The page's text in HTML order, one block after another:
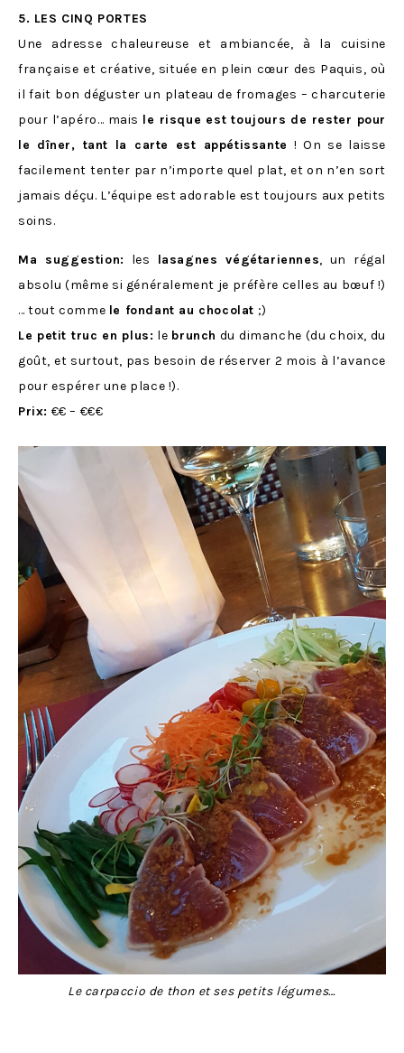
5. LES CINQ PORTES
Une adresse chaleureuse et ambiancée, à la cuisine
française et créative, située en plein cœur des Paquis, où
il fait bon déguster un plateau de fromages – charcuterie
pour l’apéro… mais le risque est toujours de rester pour
le dîner, tant la carte est appétissante ! On se laisse
facilement tenter par n’importe quel plat, et on n’en sort
jamais déçu. L’équipe est adorable est toujours aux petits
soins.
Ma suggestion: les lasagnes végétariennes, un régal
absolu (même si généralement je préfère celles au bœuf !)
… tout comme le fondant au chocolat ;)
Le petit truc en plus: le brunch du dimanche (du choix, du
goût, et surtout, pas besoin de réserver 2 mois à l’avance
pour espérer une place !).
Prix: €€ – €€€
Le carpaccio de thon et ses petits légumes…